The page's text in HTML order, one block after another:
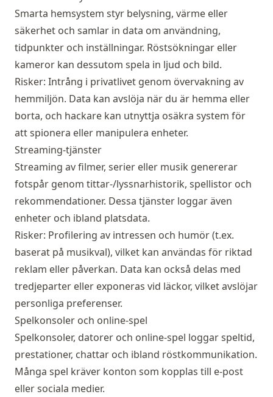
Smarta hemsystem styr belysning, värme eller
säkerhet och samlar in data om användning,
tidpunkter och inställningar. Röstsökningar eller
kameror kan dessutom spela in ljud och bild.
Risker: Intrång i privatlivet genom övervakning av
hemmiljön. Data kan avslöja när du är hemma eller
borta, och hackare kan utnyttja osäkra system för
att spionera eller manipulera enheter.
Streaming-tjänster
Streaming av filmer, serier eller musik genererar
fotspår genom tittar-/lyssnarhistorik, spellistor och
rekommendationer. Dessa tjänster loggar även
enheter och ibland platsdata.
Risker: Profilering av intressen och humör (t.ex.
baserat på musikval), vilket kan användas för riktad
reklam eller påverkan. Data kan också delas med
tredjeparter eller exponeras vid läckor, vilket avslöjar
personliga preferenser.
Spelkonsoler och online-spel
Spelkonsoler, datorer och online-spel loggar speltid,
prestationer, chattar och ibland röstkommunikation.
Många spel kräver konton som kopplas till e-post
eller sociala medier.